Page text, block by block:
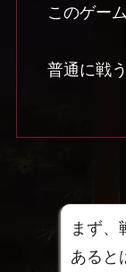
このゲー
普通に戦
まず、
あると